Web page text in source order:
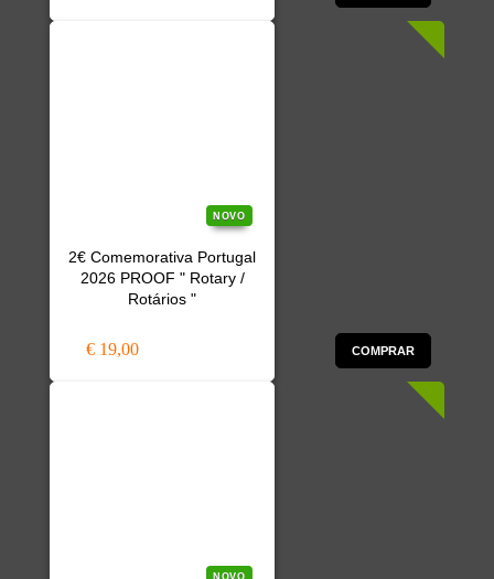
NOVO
2€ Comemorativa Portugal
2026 PROOF " Rotary /
Rotários "
€ 19,00 COMPRAR
NOVO